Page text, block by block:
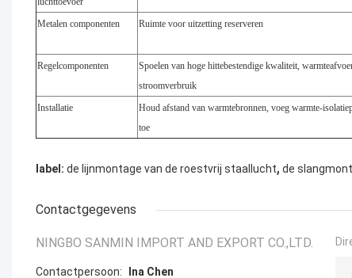
Metalen componenten
Ruimte voor uitzetting reserveren
Regelcomponenten
Spoelen van hoge hittebestendige kwaliteit,
stroomverbruik
Installatie
Houd afstand van warmtebronnen, voeg warmte-
toe
label: de lijnmontage van de roestvrij staallucht, de
Contactgegevens
NINGBO SANMIN IMPORT AND EXPORT CO.,LTD.
Contactpersoon: Ina Chen